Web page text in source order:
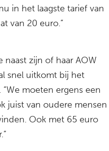
in het laagste tarief van
van 20 euro.”
naast zijn of haar AOW
snel uitkomt bij het
moeten ergens een
juist van oudere mensen
Ook met 65 euro